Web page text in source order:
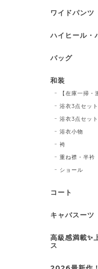
ワイドパンツ
ハイヒール・
バッグ
和装
【在庫一掃・
浴衣3点セッ
浴衣3点セッ
浴衣小物
袴
重ね襟・半衿
ショール
コート
キャバスーツ
高級感満載✨
ス